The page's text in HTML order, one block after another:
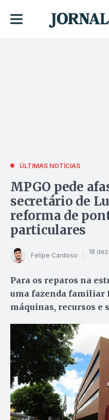
ÚLTIMAS NOTÍCIAS
MPGO pede
secretário de
reforma de
particulares
Felipe Cardoso 18
Para os reparos na
uma fazenda familiar
máquinas, recursos e